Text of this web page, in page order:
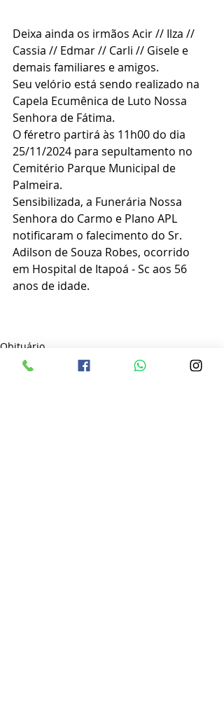
Deixa ainda os irmãos Acir // Ilza //
Cassia // Edmar // Carli // Gisele e
demais familiares e amigos.
Seu velório está sendo realizado na
Capela Ecumênica de Luto Nossa
Senhora de Fátima.
O féretro partirá às 11h00 do dia
25/11/2024 para sepultamento no
Cemitério Parque Municipal de
Palmeira.
Sensibilizada, a Funerária Nossa
Senhora do Carmo e Plano APL
notificaram o falecimento do Sr.
Adilson de Souza Robes, ocorrido
em Hospital de Itapoá - Sc aos 56
anos de idade.
Obituário